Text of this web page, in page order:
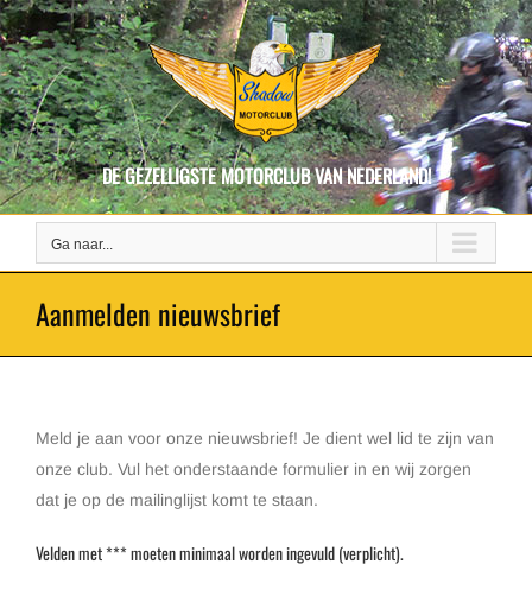
Ga
naar
inhoud
DE GEZELLIGSTE MOTORCLUB VAN NEDERLAND!
Ga naar...
Aanmelden nieuwsbrief
Meld je aan voor onze nieuwsbrief! Je dient wel lid te zijn van
onze club. Vul het onderstaande formulier in en wij zorgen
dat je op de mailinglijst komt te staan.
Velden met *** moeten minimaal worden ingevuld (verplicht).